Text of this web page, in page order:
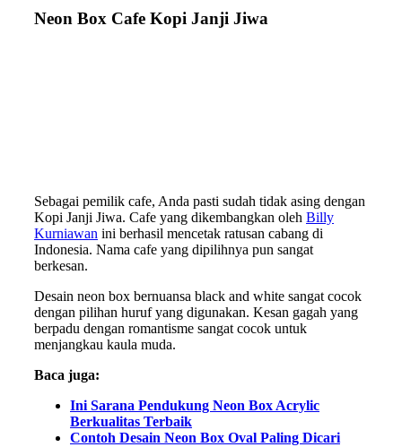
Neon Box Cafe Kopi Janji Jiwa
Sebagai pemilik cafe, Anda pasti sudah tidak asing dengan
Kopi Janji Jiwa. Cafe yang dikembangkan oleh Billy
Kurniawan ini berhasil mencetak ratusan cabang di
Indonesia. Nama cafe yang dipilihnya pun sangat
berkesan.
Desain neon box bernuansa black and white sangat cocok
dengan pilihan huruf yang digunakan. Kesan gagah yang
berpadu dengan romantisme sangat cocok untuk
menjangkau kaula muda.
Baca juga:
Ini Sarana Pendukung Neon Box Acrylic
Berkualitas Terbaik
Contoh Desain Neon Box Oval Paling Dicari